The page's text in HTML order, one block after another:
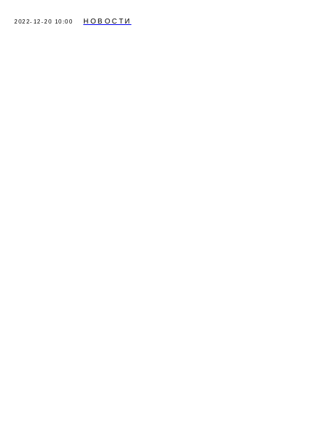
2022-12-20 10:00 НОВОСТИ